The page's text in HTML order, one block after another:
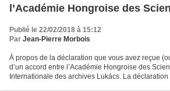
l’Académie Hongroise des
Fondation Internationale des
Publié le 22/02/2018 à 15:12
Par Jean-Pierre Morbois
À propos de la déclaration que vous avez reçue
d’un accord entre l’Académie Hongroise des
Internationale des archives Lukács. La